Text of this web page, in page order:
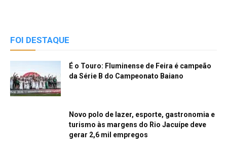
FOI DESTAQUE
É o Touro: Fluminense de Feira é campeão
da Série B do Campeonato Baiano
Novo polo de lazer, esporte, gastronomia e
turismo às margens do Rio Jacuípe deve
gerar 2,6 mil empregos